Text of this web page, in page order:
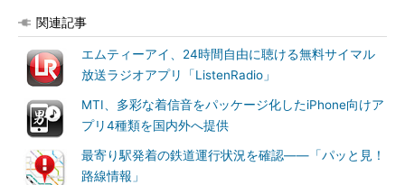
関連記事
エムティーアイ、24時間自由に聴ける無料サイマル
放送ラジオアプリ「ListenRadio」
MTI、多彩な着信音をパッケージ化したiPhone向けア
プリ4種類を国内外へ提供
最寄り駅発着の鉄道運行状況を確認――「パッと見！
路線情報」